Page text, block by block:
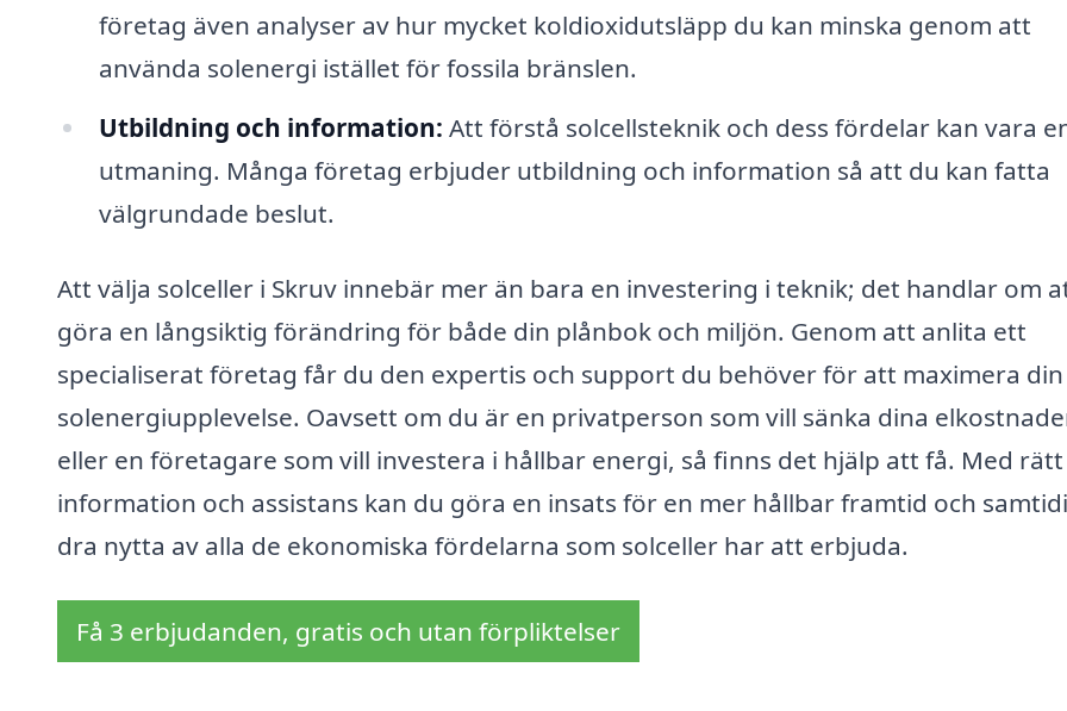
företag även analyser av hur mycket koldioxidutsläpp du kan minska genom att
använda solenergi istället för fossila bränslen.
Utbildning och information: Att förstå solcellsteknik och dess fördelar kan vara
utmaning. Många företag erbjuder utbildning och information så att du kan fatta
välgrundade beslut.
Att välja solceller i Skruv innebär mer än bara en investering i teknik; det handlar om
göra en långsiktig förändring för både din plånbok och miljön. Genom att anlita ett
specialiserat företag får du den expertis och support du behöver för att maximera din
solenergiupplevelse. Oavsett om du är en privatperson som vill sänka dina
eller en företagare som vill investera i hållbar energi, så finns det hjälp att få. Med rätt
information och assistans kan du göra en insats för en mer hållbar framtid och
dra nytta av alla de ekonomiska fördelarna som solceller har att erbjuda.
Få 3 erbjudanden, gratis och utan förpliktelser